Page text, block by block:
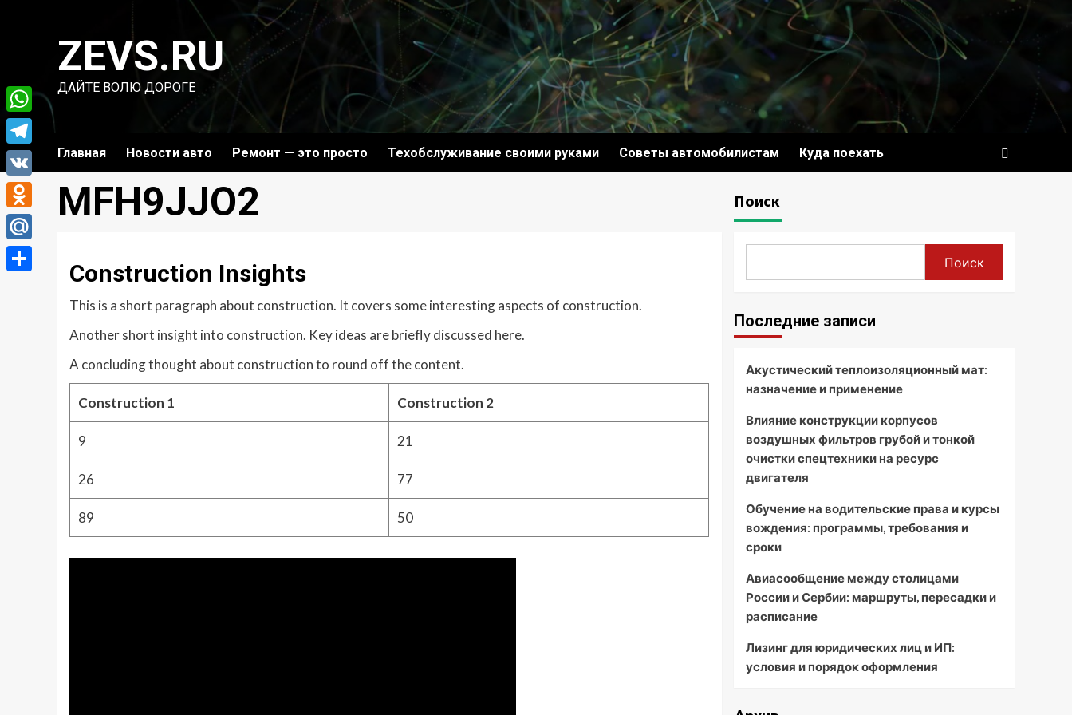
содержимомуZEVS.RU
ДАЙТЕ ВОЛЮ ДОРОГЕ
Главная Новости авто Ремонт — это просто Техобслуживание своими руками Советы автомобилистам Куда поехать
MFH9JJO2
Construction Insights
This is a short paragraph about construction. It covers some interesting aspects of construction.
Another short insight into construction. Key ideas are briefly discussed here.
A concluding thought about construction to round off the content.
Construction 1 Construction 2
9 21
26 77
89 50
Поиск
Поиск
Последние записи
Акустический теплоизоляционный мат:
назначение и применение
Влияние конструкции корпусов
воздушных фильтров грубой и тонкой
очистки спецтехники на ресурс
двигателя
Обучение на водительские права и курсы
вождения: программы, требования и
сроки
Авиасообщение между столицами
России и Сербии: маршруты, пересадки и
расписание
Лизинг для юридических лиц и ИП:
условия и порядок оформления
WhatsApp
Telegram
VK
Odnoklassniki
Mail.Ru
Отправить